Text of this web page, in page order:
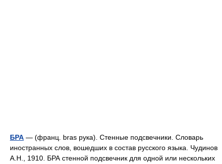
БРА — (франц. bras рука). Стенные подсвечники. Словарь
иностранных слов, вошедших в состав русского языка. Чудинов
А.Н., 1910. БРА стенной подсвечник для одной или нескольких